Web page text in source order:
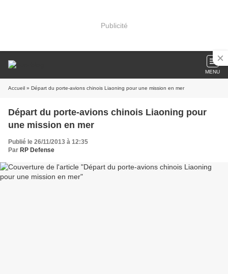
Publicité
MENU
Accueil » Départ du porte-avions chinois Liaoning pour une mission en mer
Départ du porte-avions chinois Liaoning pour
une mission en mer
Publié le 26/11/2013 à 12:35
Par RP Defense